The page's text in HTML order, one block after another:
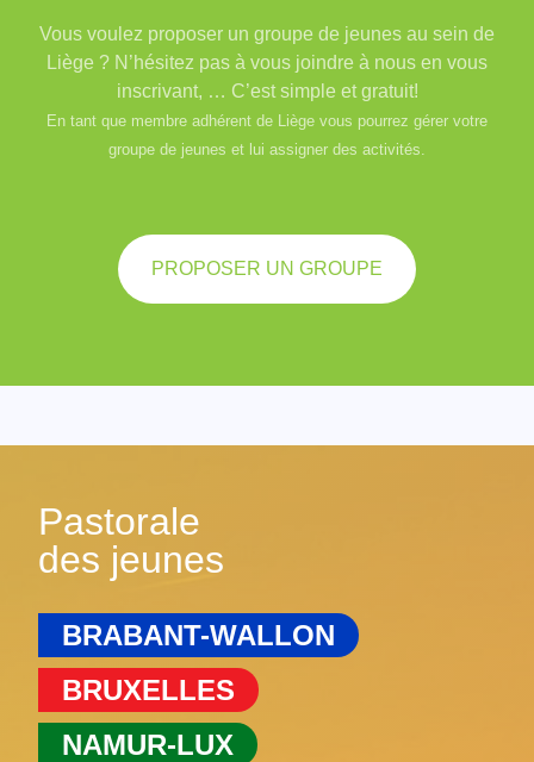
Vous voulez proposer un groupe de jeunes au sein de
Liège ? N’hésitez pas à vous joindre à nous en vous
inscrivant, … C’est simple et gratuit!
En tant que membre adhérent de Liège vous pourrez gérer votre
groupe de jeunes et lui assigner des activités.
PROPOSER UN GROUPE
Pastorale
des jeunes
BRABANT-WALLON
BRUXELLES
NAMUR-LUX